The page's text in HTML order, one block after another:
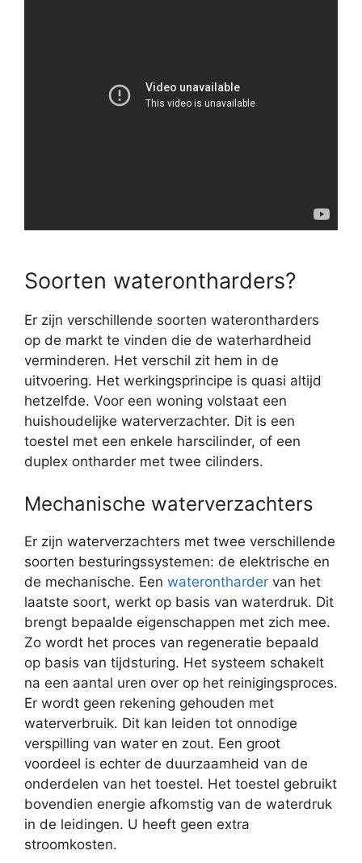
Soorten waterontharders?
Er zijn verschillende soorten waterontharders
op de markt te vinden die de waterhardheid
verminderen. Het verschil zit hem in de
uitvoering. Het werkingsprincipe is quasi altijd
hetzelfde. Voor een woning volstaat een
huishoudelijke waterverzachter. Dit is een
toestel met een enkele harscilinder, of een
duplex ontharder met twee cilinders.
Mechanische waterverzachters
Er zijn waterverzachters met twee verschillende
soorten besturingssystemen: de elektrische en
de mechanische. Een waterontharder van het
laatste soort, werkt op basis van waterdruk. Dit
brengt bepaalde eigenschappen met zich mee.
Zo wordt het proces van regeneratie bepaald
op basis van tijdsturing. Het systeem schakelt
na een aantal uren over op het reinigingsproces.
Er wordt geen rekening gehouden met
waterverbruik. Dit kan leiden tot onnodige
verspilling van water en zout. Een groot
voordeel is echter de duurzaamheid van de
onderdelen van het toestel. Het toestel gebruikt
bovendien energie afkomstig van de waterdruk
in de leidingen. U heeft geen extra
stroomkosten.